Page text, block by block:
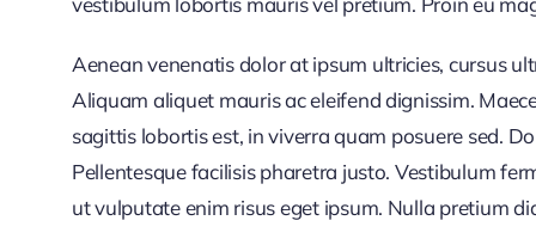
Aenean venenatis dolor at ipsum ultricies, cursus
Aliquam aliquet mauris ac eleifend dignissim.
sagittis lobortis est, in viverra quam posuere sed.
Pellentesque facilisis pharetra justo. Vestibulum
ut vulputate enim risus eget ipsum. Nulla pretium